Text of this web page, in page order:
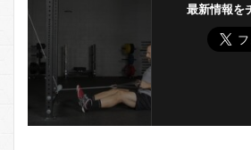
最新情報を